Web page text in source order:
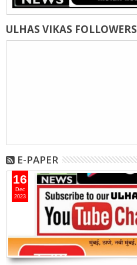
ULHAS VIKAS FOLLOWERS
E-PAPER
16
Dec
2023